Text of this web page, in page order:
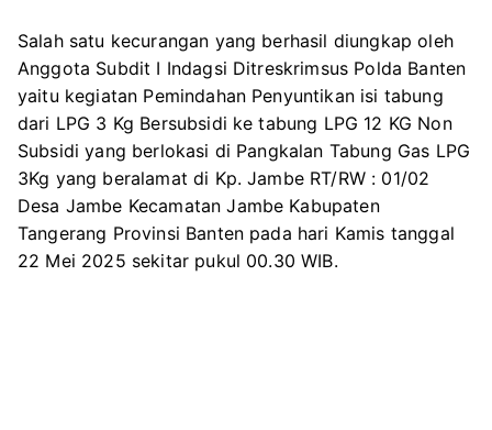
Salah satu kecurangan yang berhasil diungkap oleh
Anggota Subdit I Indagsi Ditreskrimsus Polda Banten
yaitu kegiatan Pemindahan Penyuntikan isi tabung
dari LPG 3 Kg Bersubsidi ke tabung LPG 12 KG Non
Subsidi yang berlokasi di Pangkalan Tabung Gas LPG
3Kg yang beralamat di Kp. Jambe RT/RW : 01/02
Desa Jambe Kecamatan Jambe Kabupaten
Tangerang Provinsi Banten pada hari Kamis tanggal
22 Mei 2025 sekitar pukul 00.30 WIB.